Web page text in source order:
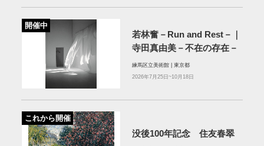
開催中
若林奮－Run and Rest－｜
寺田真由美－不在の存在－
練馬区立美術館 | 東京都
2026年7月25日~10月18日
これから開催
没後100年記念 住友春翠